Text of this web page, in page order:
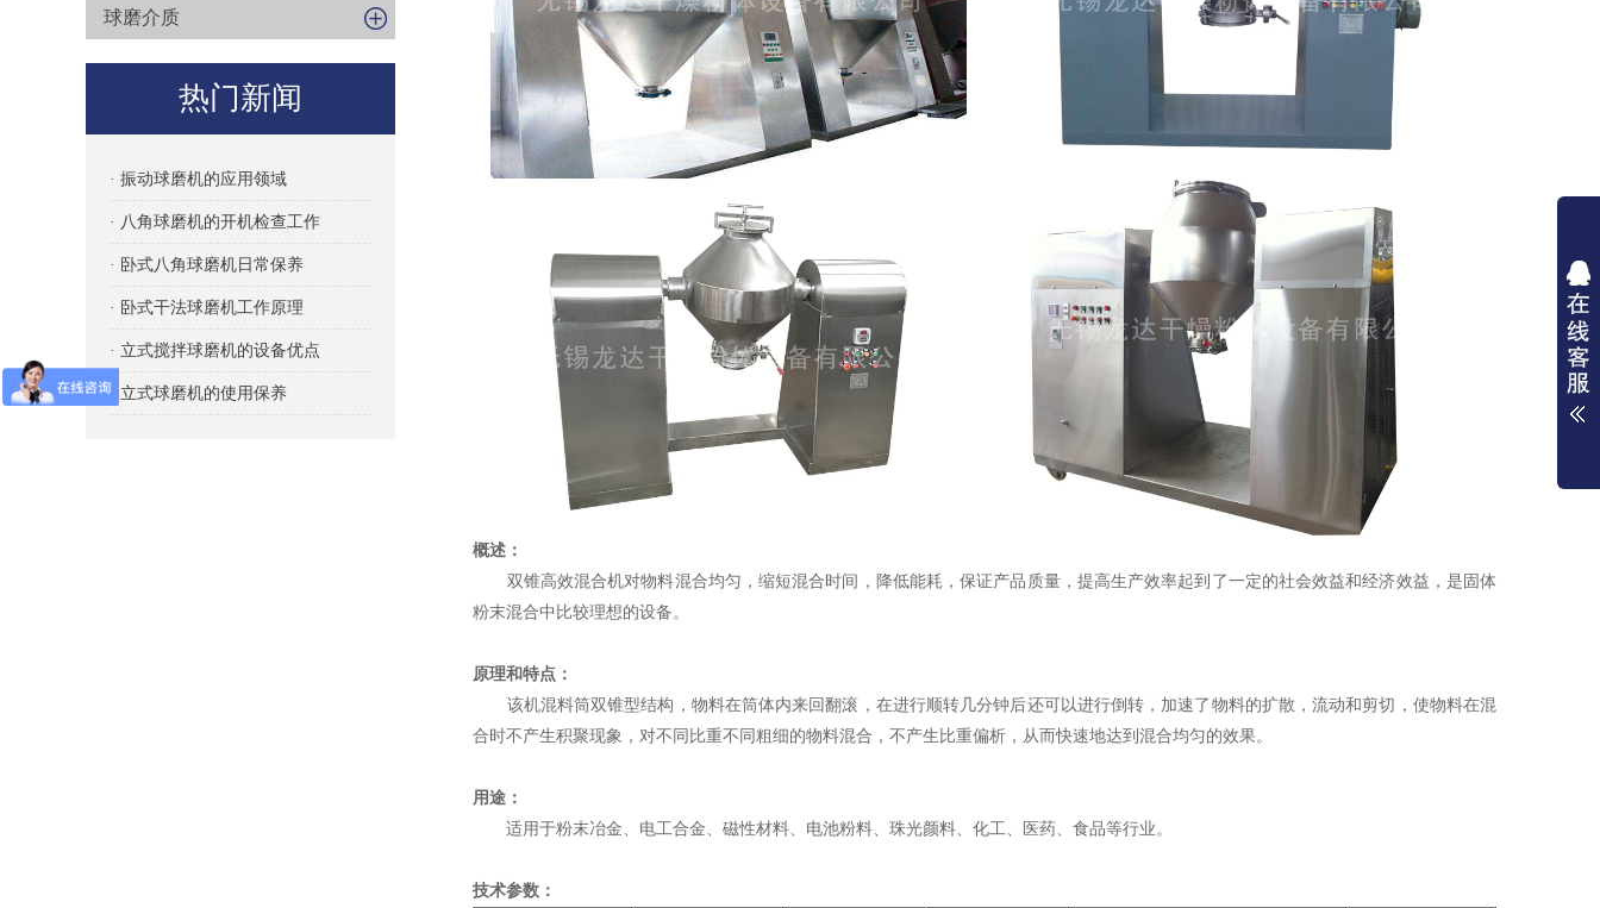
球磨介质
热门新闻
· 振动球磨机的应用领域
· 八角球磨机的开机检查工作
· 卧式八角球磨机日常保养
· 卧式干法球磨机工作原理
· 立式搅拌球磨机的设备优点
· 立式球磨机的使用保养
概述：
双锥高效混合机对物料混合均匀，缩短混合时间，降低能耗，保证产品质量，提高生产效率起到了一定的社会效益和经济效益，是固体
粉末混合中比较理想的设备。
原理和特点：
该机混料筒双锥型结构，物料在筒体内来回翻滚，在进行顺转几分钟后还可以进行倒转，加速了物料的扩散，流动和剪切，使物料在混
合时不产生积聚现象，对不同比重不同粗细的物料混合，不产生比重偏析，从而快速地达到混合均匀的效果。
用途：
适用于粉末冶金、电工合金、磁性材料、电池粉料、珠光颜料、化工、医药、食品等行业。
技术参数：